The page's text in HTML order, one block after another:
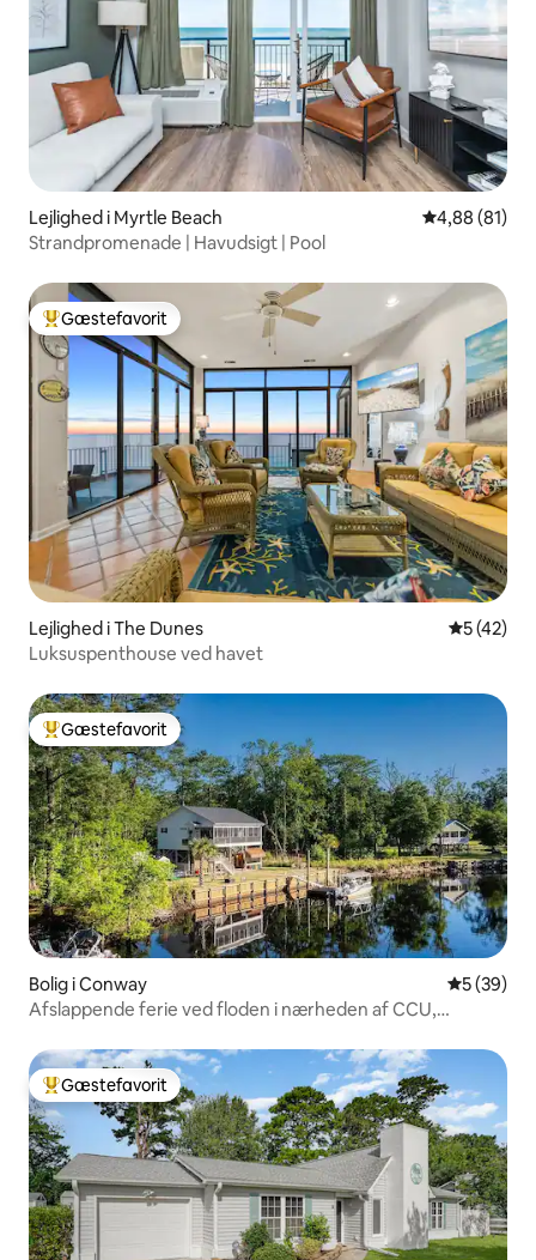
Lejlighed i Myrtle Beach 4,88 ud af 5 i
4,88 (81)
Strandpromenade | Havudsigt | Pool
Bedste gæstefavorit
Gæstefavorit
Lejlighed i The Dunes 5 ud af 5 i
5 (42)
Luksuspenthouse ved havet
Bedste gæstefavorit
Gæstefavorit
Bolig i Conway 5 ud af 5 i
5 (39)
Afslappende ferie ved floden i nærheden af CCU,
Bedste gæstefavorit
Gæstefavorit